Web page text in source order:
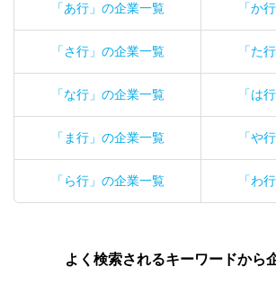
「あ行」の企業一覧 「か
「さ行」の企業一覧 「た
「な行」の企業一覧 「は
「ま行」の企業一覧 「や
「ら行」の企業一覧 「わ
よく検索されるキーワードから